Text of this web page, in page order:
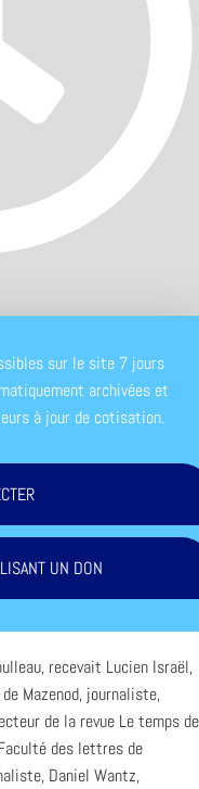
sur le site 7 jours
archivées et
à jour de cotisation.
UN DON
recevait Lucien Israël,
Mazenod, journaliste,
de la revue Le temps de
des lettres de
Daniel Wantz,